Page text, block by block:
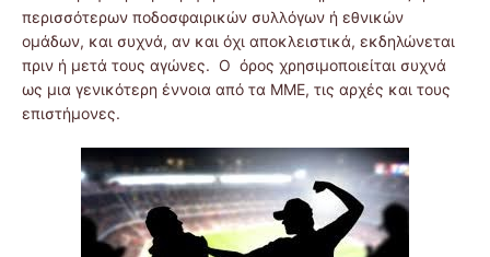
περισσότερων ποδοσφαιρικών συλλόγων ή εθνικών
ομάδων, και συχνά, αν και όχι αποκλειστικά, εκδηλώνεται
πριν ή μετά τους αγώνες. Ο όρος χρησιμοποιείται συχνά
ως μια γενικότερη έννοια από τα ΜΜΕ, τις αρχές και τους
επιστήμονες.